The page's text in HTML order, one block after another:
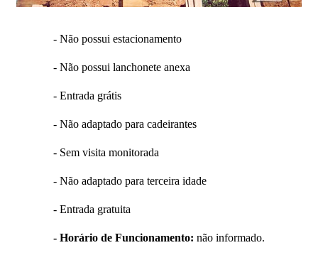
- Não possui estacionamento
- Não possui lanchonete anexa
- Entrada grátis
- Não adaptado para cadeirantes
- Sem visita monitorada
- Não adaptado para terceira idade
- Entrada gratuita
- Horário de Funcionamento: não informado.